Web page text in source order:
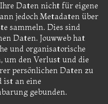
Daten nicht für eigene
jedoch Metadaten über
sammeln. Dies sind
Daten. Jouwweb hat
und organisatorische
um den Verlust und die
persönlichen Daten zu
ist an eine
gebunden.